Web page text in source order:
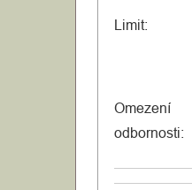
Limit:
Omezení
odbornosti: